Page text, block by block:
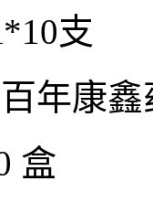
支
年康
盒